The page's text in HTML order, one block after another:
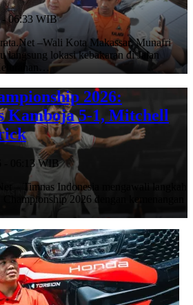
- 06:33 WIB
–Wali Kota Makassar, Munafri
langsung lokasi kebakaran di Jalan
2026:
Kamboja 5-1, Mitchell
- 06:13 WIB
– Timnas Indonesia mengawali langkah
2026 dengan kemenangan